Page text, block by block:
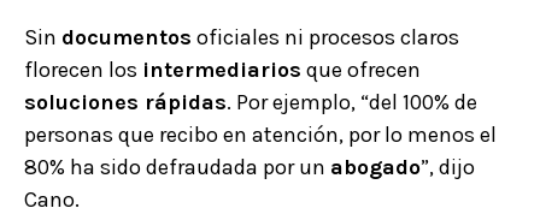
Sin documentos oficiales ni procesos claros
florecen los intermediarios que ofrecen
soluciones rápidas. Por ejemplo, “del 100% de
personas que recibo en atención, por lo menos el
80% ha sido defraudada por un abogado”, dijo
Cano.